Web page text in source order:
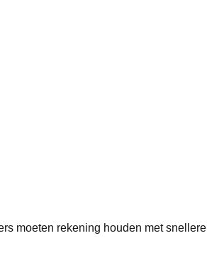
moeten rekening houden met snellere